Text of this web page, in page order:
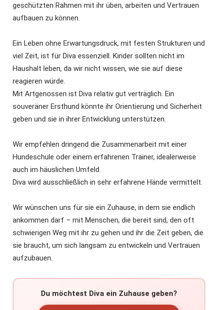
geschützten Rahmen mit ihr üben, arbeiten und Vertrauen
aufbauen zu können.
Ein Leben ohne Erwartungsdruck, mit festen Strukturen und
viel Zeit, ist für Diva essenziell. Kinder sollten nicht im
Haushalt leben, da wir nicht wissen, wie sie auf diese
reagieren würde.
Mit Artgenossen ist Diva relativ gut verträglich. Ein
souveräner Ersthund könnte ihr Orientierung und Sicherheit
geben und sie in ihrer Entwicklung unterstützen.
Wir empfehlen dringend die Zusammenarbeit mit einer
Hundeschule oder einem erfahrenen Trainer, idealerweise
auch im häuslichen Umfeld.
Diva wird ausschließlich in sehr erfahrene Hände vermittelt.
Wir wünschen uns für sie ein Zuhause, in dem sie endlich
ankommen darf – mit Menschen, die bereit sind, den oft
schwierigen Weg mit ihr zu gehen und ihr die Zeit geben, die
sie braucht, um sich langsam zu entwickeln und Vertrauen
aufzubauen.
Du möchtest Diva ein Zuhause geben?